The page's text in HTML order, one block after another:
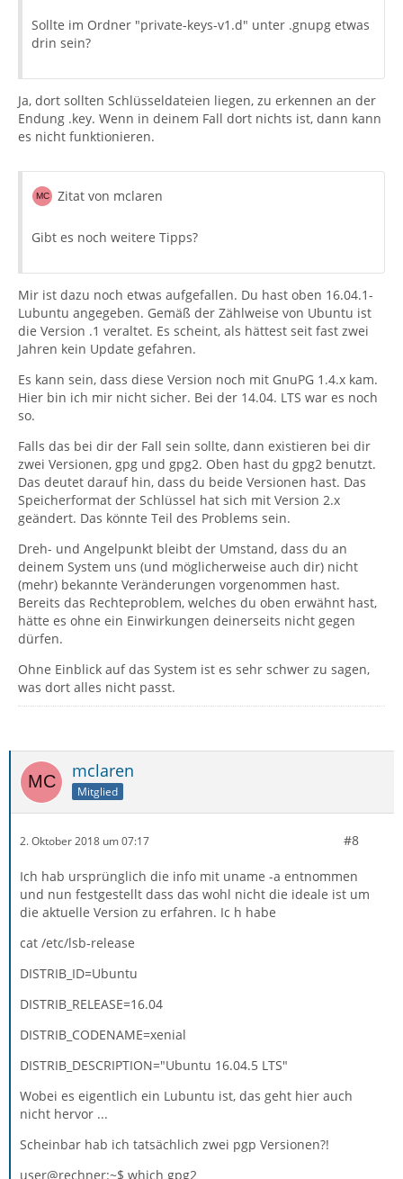
2018-09-29 10:43:52.982 [DEBUG] windows.jsm:
Sollte im Ordner "private-keys-v1.d" unter .gnupg etwas
drin sein?
Ja, dort sollten Schlüsseldateien liegen, zu erkennen an der
Endung .key. Wenn in deinem Fall dort nichts ist, dann kann
es nicht funktionieren.
Zitat von mclaren
Gibt es noch weitere Tipps?
Mir ist dazu noch etwas aufgefallen. Du hast oben 16.04.1-
Lubuntu angegeben. Gemäß der Zählweise von Ubuntu ist
die Version .1 veraltet. Es scheint, als hättest seit fast zwei
Jahren kein Update gefahren.
Es kann sein, dass diese Version noch mit GnuPG 1.4.x kam.
Hier bin ich mir nicht sicher. Bei der 14.04. LTS war es noch
so.
Falls das bei dir der Fall sein sollte, dann existieren bei dir
zwei Versionen, gpg und gpg2. Oben hast du gpg2 benutzt.
Das deutet darauf hin, dass du beide Versionen hast. Das
Speicherformat der Schlüssel hat sich mit Version 2.x
geändert. Das könnte Teil des Problems sein.
Dreh- und Angelpunkt bleibt der Umstand, dass du an
deinem System uns (und möglicherweise auch dir) nicht
(mehr) bekannte Veränderungen vorgenommen hast.
Bereits das Rechteproblem, welches du oben erwähnt hast,
hätte es ohne ein Einwirkungen deinerseits nicht gegen
dürfen.
Ohne Einblick auf das System ist es sehr schwer zu sagen,
was dort alles nicht passt.
mclaren
Mitglied
2. Oktober 2018 um 07:17 #8
Ich hab ursprünglich die info mit uname -a entnommen
und nun festgestellt dass das wohl nicht die ideale ist um
die aktuelle Version zu erfahren. Ic h habe
cat /etc/lsb-release
DISTRIB_ID=Ubuntu
DISTRIB_RELEASE=16.04
DISTRIB_CODENAME=xenial
DISTRIB_DESCRIPTION="Ubuntu 16.04.5 LTS"
Wobei es eigentlich ein Lubuntu ist, das geht hier auch
nicht hervor ...
Scheinbar hab ich tatsächlich zwei pgp Versionen?!
user@rechner:~$ which gpg2